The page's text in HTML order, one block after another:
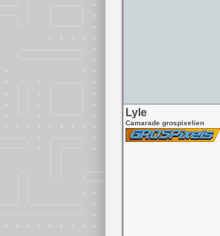
Lyle
Camarade grospixelien